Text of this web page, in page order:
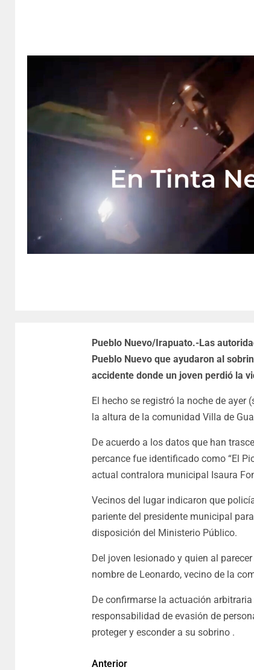
Pueblo Nuevo/Irapuato.-Las
Pueblo Nuevo que ayudaron al
accidente donde un joven perdió la
El hecho se registró la noche de ayer
la altura de la comunidad Villa de
De acuerdo a los datos que han
percance fue identificado como “El
actual contralora municipal Isaura
Vecinos del lugar indicaron que
pariente del presidente municipal
disposición del Ministerio Público.
Del joven lesionado y quien al
nombre de Leonardo, vecino de la
De confirmarse la actuación
responsabilidad de evasión de
proteger y esconder a su sobrino .
Anterior